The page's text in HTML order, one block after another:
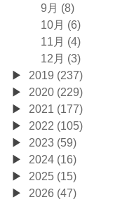
9月 (8)
10月 (6)
11月 (4)
12月 (3)
2019 (237)
2020 (229)
2021 (177)
2022 (105)
2023 (59)
2024 (16)
2025 (15)
2026 (47)